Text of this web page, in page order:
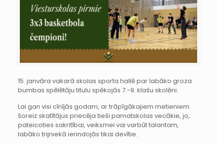
15. janvāra vakarā skolas sporta hallē par labāko groza
bumbas spēlētāju titulu spēkojās 7.-9. klašu skolēni.
Lai gan visi cīnījās godam, ar trāpīgākajiem metieniem
šoreiz skatītājus priecēja tieši pamatskolas vecākie, jo,
pateicoties sakritībai, veiksmei vai varbūt talantam,
labāko trijniekā ierindojās tikai devītie.